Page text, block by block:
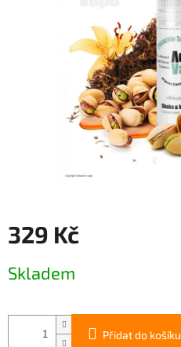
329 Kč
cena:
Skladem
Přidat do košíku